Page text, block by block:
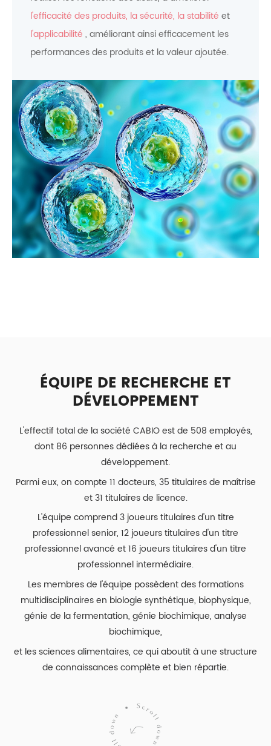
l'efficacité des produits, la sécurité, la stabilité et
l'applicabilité , améliorant ainsi efficacement les
performances des produits et la valeur ajoutée.
ÉQUIPE DE RECHERCHE ET
DÉVELOPPEMENT
L'effectif total de la société CABIO est de 508 employés,
dont 86 personnes dédiées à la recherche et au
développement.
Parmi eux, on compte 11 docteurs, 35 titulaires de maîtrise
et 31 titulaires de licence.
L'équipe comprend 3 joueurs titulaires d'un titre
professionnel senior, 12 joueurs titulaires d'un titre
professionnel avancé et 16 joueurs titulaires d'un titre
professionnel intermédiaire.
Les membres de l'équipe possèdent des formations
multidisciplinaires en biologie synthétique, biophysique,
génie de la fermentation, génie biochimique, analyse
biochimique,
et les sciences alimentaires, ce qui aboutit à une structure
de connaissances complète et bien répartie.